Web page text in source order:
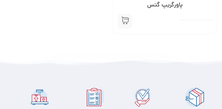
پاورگریپ گتس